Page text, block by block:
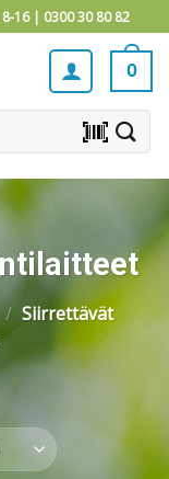
8-16 | 0300 30 80 82
0
barcode_scanner
/ Siirrettävät